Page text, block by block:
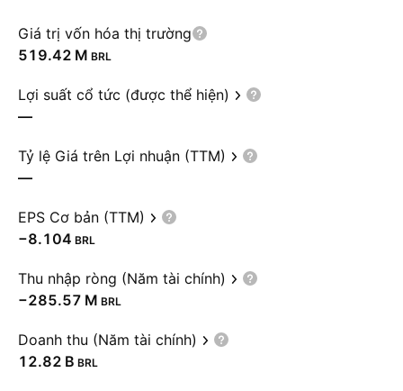
Giá trị vốn hóa thị trường
‪519.42 M‬ BRL
Lợi suất cổ tức (được thể hiện)
—
Tỷ lệ Giá trên Lợi nhuận (TTM)
—
EPS Cơ bản (TTM)
−8.104 BRL
Thu nhập ròng (Năm tài chính)
‪−285.57 M‬ BRL
Doanh thu (Năm tài chính)
‪12.82 B‬ BRL